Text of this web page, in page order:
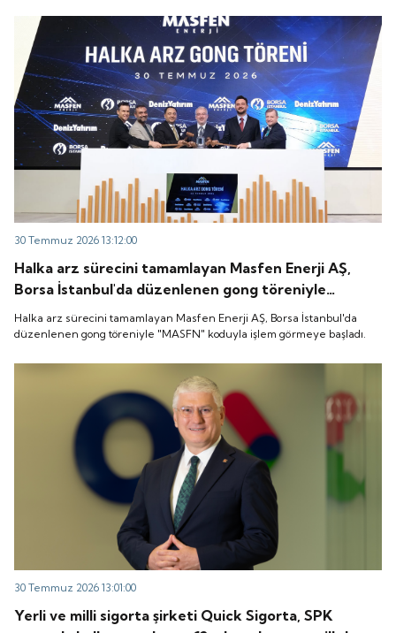
30 Temmuz 2026 13:12:00
Halka arz sürecini tamamlayan Masfen Enerji AŞ,
Borsa İstanbul'da düzenlenen gong töreniyle
"MASFN" koduyla işlem görmeye başladı.
Halka arz sürecini tamamlayan Masfen Enerji AŞ, Borsa İstanbul'da
düzenlenen gong töreniyle "MASFN" koduyla işlem görmeye başladı.
30 Temmuz 2026 13:01:00
Yerli ve milli sigorta şirketi Quick Sigorta, SPK